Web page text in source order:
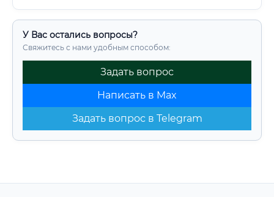
У Вас остались вопросы?
Свяжитесь с нами удобным способом:
Задать вопрос
Написать в Max
Задать вопрос в Telegram